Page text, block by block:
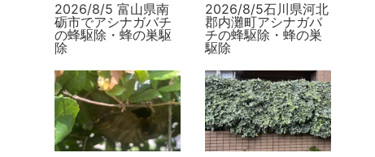
2026/8/5 富山県南
砺市でアシナガバチ
の蜂駆除・蜂の巣駆
除
2026/8/5石川県河北
郡内灘町アシナガバ
チの蜂駆除・蜂の巣
駆除